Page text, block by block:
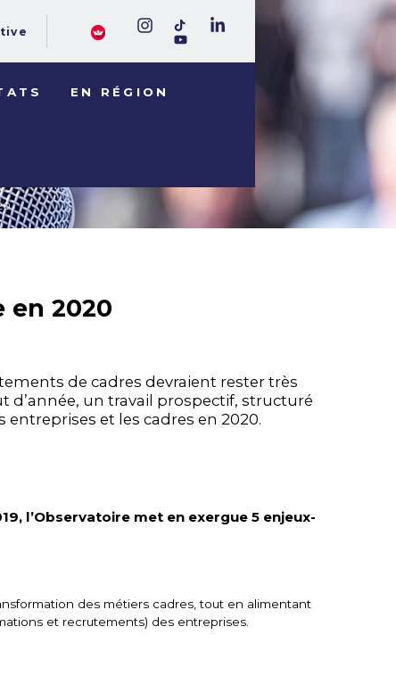
EN RÉGION
en 2020
de cadres devraient rester très
d’année, un travail prospectif, structuré
et les cadres en 2020.
l’Observatoire met en exergue 5 enjeux-
des métiers cadres, tout en alimentant
et recrutements) des entreprises.